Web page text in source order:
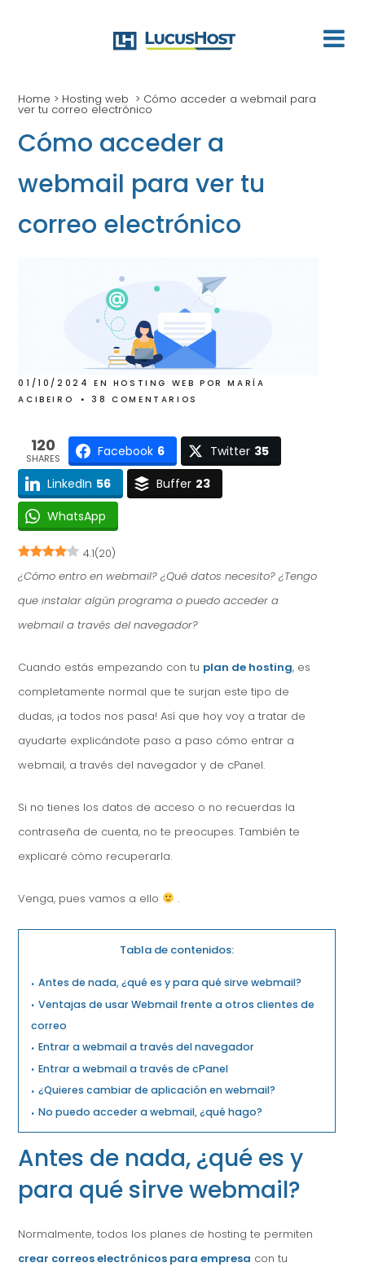
Home > Hosting web > Cómo acceder a webmail para
ver tu correo electrónico
Cómo acceder a
webmail para ver tu
correo electrónico
01/10/2024 EN HOSTING WEB PORMARÍA
ACIBEIRO
38 COMENTARIOS
120
SHARES Facebook 6 Twitter 35
LinkedIn 56 Buffer 23
WhatsApp
4.1(20)
¿Cómo entro en webmail? ¿Qué datos necesito? ¿Tengo
que instalar algún programa o puedo acceder a
webmail a través del navegador?
Cuando estás empezando con tu plan de hosting, es
completamente normal que te surjan este tipo de
dudas, ¡a todos nos pasa! Así que hoy voy a tratar de
ayudarte explicándote paso a paso cómo entrar a
webmail, a través del navegador y de cPanel.
Si no tienes los datos de acceso o no recuerdas la
contraseña de cuenta, no te preocupes. También te
explicaré cómo recuperarla.
Venga, pues vamos a ello .
Tabla de contenidos:
Antes de nada, ¿qué es y para qué sirve webmail?
Ventajas de usar Webmail frente a otros clientes de
correo
Entrar a webmail a través del navegador
Entrar a webmail a través de cPanel
¿Quieres cambiar de aplicación en webmail?
No puedo acceder a webmail, ¿qué hago?
Antes de nada, ¿qué es y
para qué sirve webmail?
Normalmente, todos los planes de hosting te permiten
crear correos electrónicos para empresa con tu